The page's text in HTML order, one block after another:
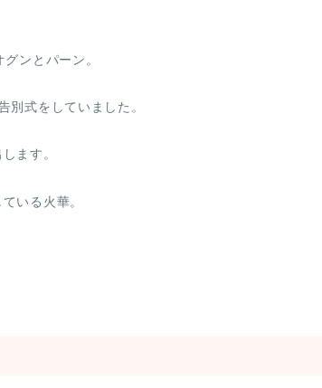
ンとパーン。
別式をしていました。
ます。
いる火華。